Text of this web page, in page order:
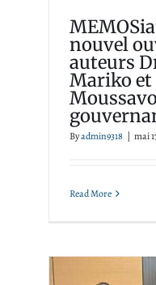
nouvel
auteurs
Mariko et
Byadmin9318 | mai
Read More